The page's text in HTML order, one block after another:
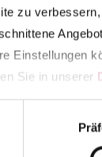
zu
Einstellungen
Sie in unserer